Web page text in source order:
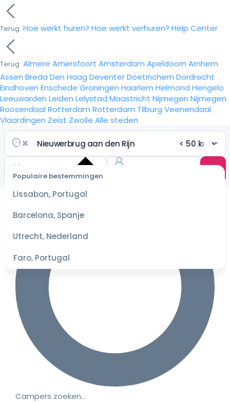
Terug Hoe werkt huren? Hoe werkt verhuren? Help Center
Terug Almere Amersfoort Amsterdam Apeldoorn Arnhem
Assen Breda Den Haag DeventerDoetinchem Dordrecht
Eindhoven Enschede Groningen Haarlem Helmond Hengelo
Leeuwarden Leiden Lelystad Maastricht Nijmegen Nijmegen
Roosendaal Rotterdam Rotterdam Tilburg Veenendaal
Vlaardingen Zeist Zwolle Alle steden
Populaire bestemmingen
Lissabon, Portugal
Barcelona, Spanje
Utrecht, Nederland
Faro, Portugal
Selecteer
datum
beste
Campers zoeken…